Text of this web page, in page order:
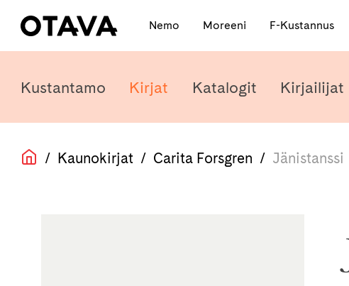
Nemo Moreeni F-Kustannus
Kustantamo Kirjat Katalogit Kirjailijat
/ Kaunokirjat/ Carita Forsgren / Jänistanssi